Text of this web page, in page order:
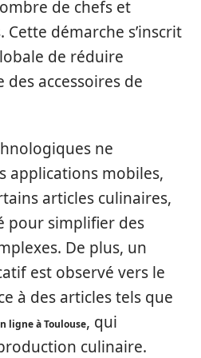
de chefs et
démarche s’inscrit
de réduire
des accessoires de
ne
applications mobiles,
articles culinaires,
pour simplifier des
De plus, un
est observé vers le
à des articles tels que
ligne à Toulouse, qui
culinaire.